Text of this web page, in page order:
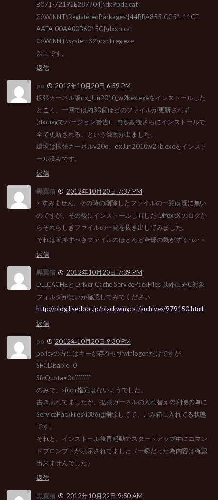
B071-72192E287704}\dx9bda.cat
C:\WINNT\RegisteredPackages\{44BBA855-CC51-11CF-
AAFA-00AA00B6015C}\dxxp.cat
C:\WINNT\system32\dxdllreg.exe
以上です。
返信
po
2012年10月20日 6:59 PM
拡張カーネル版dx_Jun2010_w2kex.exeをインストールした
ところ、一回では約30個ほどのファイルが更新されず
(dxdiagでバージョン警告)、再起動後さらにインストールで
全て更新される、という挙動が出ました。
環境は拡張カーネルv20o、dxJun2010w2kb.exeをインスト
ール済みです。
返信
黒翼猫
2012年10月20日 7:37 PM
> すみません。その時の削除したファイルの一覧は既に無い
のですが、その後にインストールし直した DirextX のログか
らそれらしきファイルの一覧を抜き出してみました。
それは置換すべきファイルのほとんど全部の気がする･ω･；
返信
黒翼猫
2012年10月20日 7:39 PM
DLLCACHEと Driver Cache ServicePackFiles 以外にSFC対象
フォルダが無いか確認してみてください
http://blog.livedoor.jp/blackwingcat/archives/979150.html
返信
po
2012年10月20日 9:30 PM
policyの方にはキーが存在せずwinlogonだけですが、
SFCDisable=0
SfcQuota=0xffffffff
のみで、sfcdir指定はないようでした。
書き忘れてましたが、拡張カーネルの入れ替えの利便の為に
ServicePackFiles\i386は削除してて、ごみ箱に入れてる状態
です。
それと、インストール後再起動でスタートアップ中にコマン
ドプロンプトが表示されてました（一瞬だった為内容は確認
出来ませんでした）
返信
黒翼猫
2012年10月22日 9:50 AM